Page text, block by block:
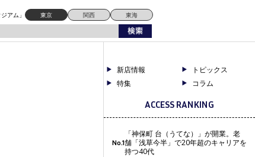
アム」 東京 関西 東海
新店情報
トピックス
特集
コラム
ACCESS RANKING
No.1
「神保町 台（うてな）」が開業。老
舗「浅草今半」で20年超のキャリアを
持つ40代